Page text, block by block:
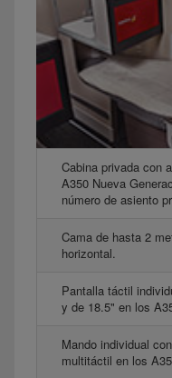
Cabina privada con
A350 Nueva
número de asiento
Cama de hasta 2
horizontal.
Pantalla táctil
y de 18.5" en los
Mando individual
multitáctil en los